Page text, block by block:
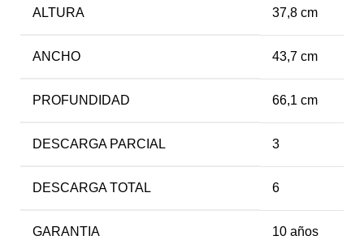
ALTURA 37,8 cm
ANCHO 43,7 cm
PROFUNDIDAD 66,1 cm
DESCARGA PARCIAL 3
DESCARGA TOTAL 6
GARANTIA 10 años